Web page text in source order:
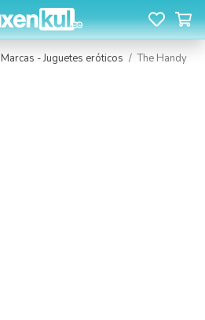
Marcas - Juguetes eróticos / The Handy